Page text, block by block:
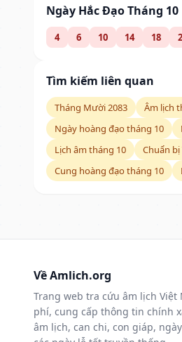
Ngày Hắc Đạo Tháng 10
4 6 10 14 18
Tìm kiếm liên quan
Tháng Mười 2083 Âm lịch
Ngày hoàng đạo tháng 10
Lịch âm tháng 10
Chuẩn bị
Cung hoàng đạo tháng 10
Về Amlich.org
Trang web tra cứu âm lịch Việt
phí, cung cấp thông tin chính
âm lịch, can chi, con giáp,